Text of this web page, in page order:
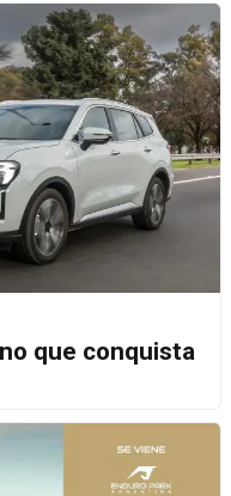
que conquista